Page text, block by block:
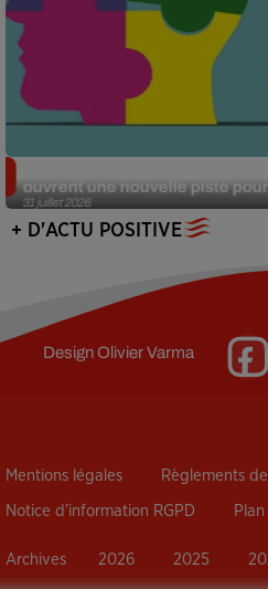
31 juillet 2026
ouvrent une nouvelle piste
+ D'ACTU POSITIVE
DesignOlivier Varma
Mentions légales Règlements
Notice d’information RGPD
Archives 2026 2025